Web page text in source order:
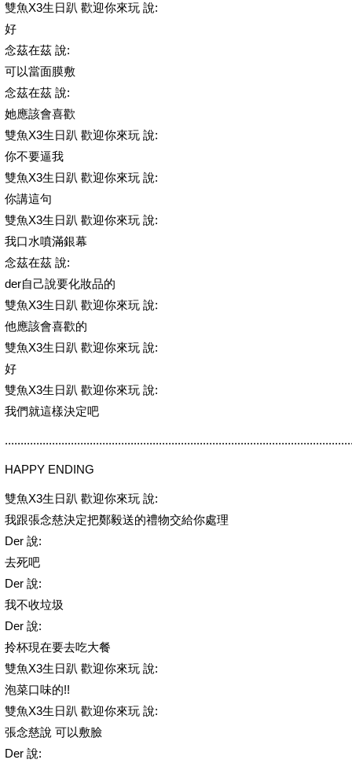
雙魚X3生日趴 歡迎你來玩 說:
好
念茲在茲 說:
可以當面膜敷
念茲在茲 說:
她應該會喜歡
雙魚X3生日趴 歡迎你來玩 說:
你不要逼我
雙魚X3生日趴 歡迎你來玩 說:
你講這句
雙魚X3生日趴 歡迎你來玩 說:
我口水噴滿銀幕
念茲在茲 說:
der自己說要化妝品的
雙魚X3生日趴 歡迎你來玩 說:
他應該會喜歡的
雙魚X3生日趴 歡迎你來玩 說:
好
雙魚X3生日趴 歡迎你來玩 說:
我們就這樣決定吧
HAPPY ENDING
雙魚X3生日趴 歡迎你來玩 說:
我跟張念慈決定把鄭毅送的禮物交給你處理
Der 說:
去死吧
Der 說:
我不收垃圾
Der 說:
拎杯現在要去吃大餐
雙魚X3生日趴 歡迎你來玩 說:
泡菜口味的!!
雙魚X3生日趴 歡迎你來玩 說:
張念慈說 可以敷臉
Der 說: